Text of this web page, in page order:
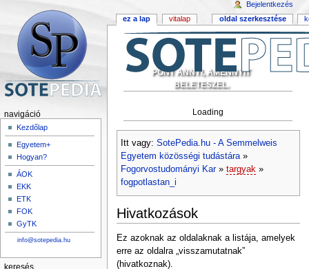
PONT ANNYI, AMENNYIT
BELETESZEL.
Loading
Itt vagy: SotePedia.hu - A Semmelweis
Egyetem közösségi tudástára»
Fogorvostudományi Kar» targyak»
fogpotlastan_i
Hivatkozások
Ez azoknak az oldalaknak a listája, amelyek
erre az oldalra „visszamutatnak”
(hivatkoznak).
ez a lap vitalap oldal szerkesztése
Bejelentkezés
navigáció
Kezdőlap
Egyetem+
Hogyan?
ÁOK
EKK
ETK
FOK
GyTK
info@sotepedia.hu
keresés